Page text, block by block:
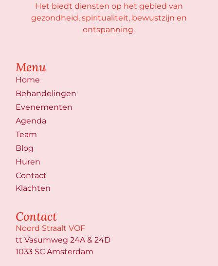
Het biedt diensten op het gebied van
gezondheid, spiritualiteit, bewustzijn en
ontspanning.
Menu
Home
Behandelingen
Evenementen
Agenda
Team
Blog
Huren
Contact
Klachten
Contact
Noord Straalt VOF
tt Vasumweg 24A & 24D
1033 SC Amsterdam